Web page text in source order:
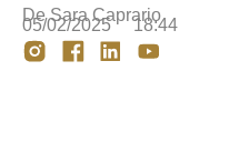
DeSara Caprario
05/02/2025 18:44